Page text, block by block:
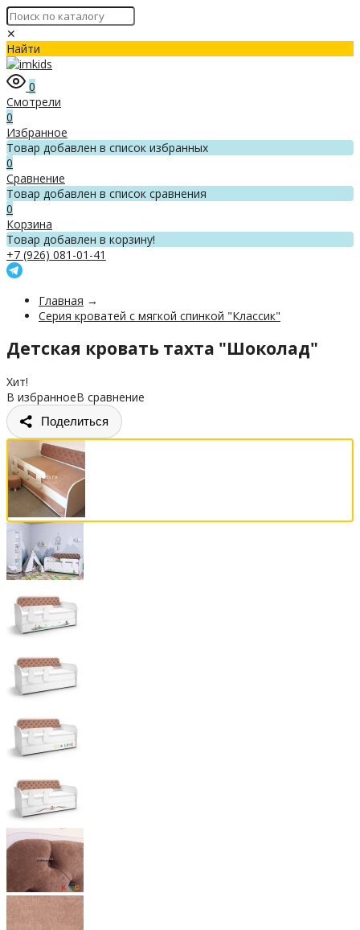
✕
Найти
0
Смотрели
0
Избранное
Товар добавлен в список избранных
0
Сравнение
Товар добавлен в список сравнения
0
Корзина
Товар добавлен в корзину!
+7 (926) 081-01-41
Главная →
Серия кроватей с мягкой спинкой "Классик"
Детская кровать тахта "Шоколад"
Хит!
В избранноеВ сравнение
Поделиться